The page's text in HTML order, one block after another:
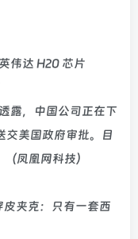
伟达 H20 芯片
露，中国公司正在下
交美国政府审批。目
凤凰网科技）
皮夹克：只有一套西